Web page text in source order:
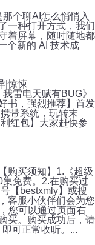
个聊AI怎么悄悄入
一种打开方式，我们
着屏幕，随时随地都
个新的 AI 技术成
|惊悚
雷电天赋有BUG》
书，强烈推荐】首发
带系统，玩转末
红包】大家赶快参
购买须知】1.《超级
免费。2.在购买过
【bestxmly】或搜
客服小伙伴们会为您
您可以通过页面右
买。购买成功后，请
可正常收听。...